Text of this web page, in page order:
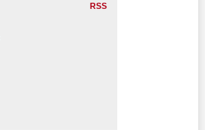
RSS